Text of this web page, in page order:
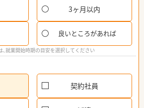
3ヶ月以内
良いところがあれば
就業開始時期の目安を選択してください
契約社員